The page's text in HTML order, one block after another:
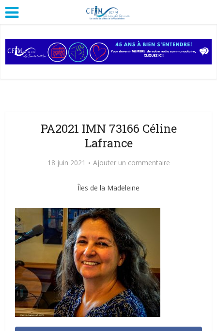
PA2021 IMN 73166 Céline
Lafrance
18 juin 2021 Ajouter un commentaire
Îles de la Madeleine